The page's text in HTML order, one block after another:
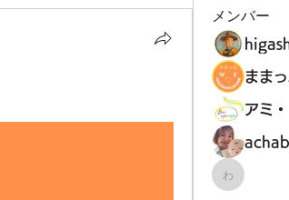
メンバー
アミ
わーくるマ